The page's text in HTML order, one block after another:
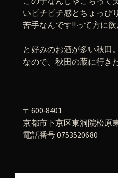
いピチピチ感とちょっぴ
苦手なんです!!って方に飲
と好みのお酒が多い秋田。
なので、秋田の蔵に行き
〒600‐8401
京都市下京区東洞院松原
電話番号 0753520680